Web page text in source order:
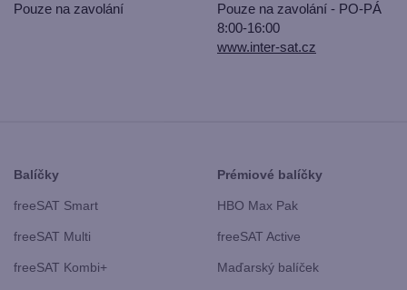
Pouze na zavolání
Pouze na zavolání - PO-PÁ
8:00-16:00
www.inter-sat.cz
Balíčky
freeSAT Smart
freeSAT Multi
freeSAT Kombi+
Prémiové balíčky
HBO Max Pak
freeSAT Active
Maďarský balíček